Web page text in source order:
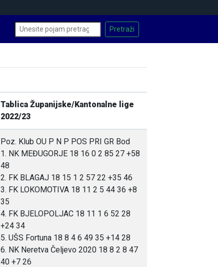
Tablica Županijske/Kantonalne lige
2022/23
Poz. Klub OU P N P POS PRI GR Bod
1. NK MEĐUGORJE 18 16 0 2 85 27 +58
48
2. FK BLAGAJ 18 15 1 2 57 22 +35 46
3. FK LOKOMOTIVA 18 11 2 5 44 36 +8
35
4. FK BJELOPOLJAC 18 11 1 6 52 28
+24 34
5. UŠS Fortuna 18 8 4 6 49 35 +14 28
6. NK Neretva Čeljevo 2020 18 8 2 8 47
40 +7 26